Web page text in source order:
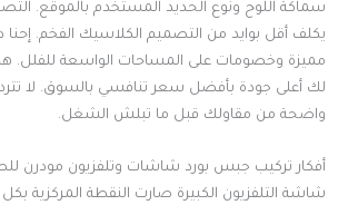
سماكة اللوح ونوع الحديد المستخدم بالموقع.
يكلف أقل بوايد من التصميم الكلاسيك الفخم.
مميزة وخصومات على المساحات الواسعة للفلل.
لك أعلى جودة بأفضل سعر تنافسي بالسوق. لا
واضحة من مقاولك قبل ما تبلش الشغل.
أفكار تركيب جبس بورد شاشات وتلفزيون مودرن
شاشة التلفزيون الكبيرة صارت النقطة المركزية